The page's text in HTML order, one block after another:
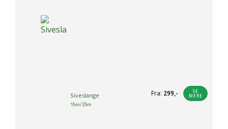
Siveslange
15m/25m
Fra: 299,-
SE
MERE